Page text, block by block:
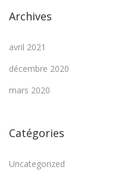
Archives
avril 2021
décembre 2020
mars 2020
Catégories
Uncategorized